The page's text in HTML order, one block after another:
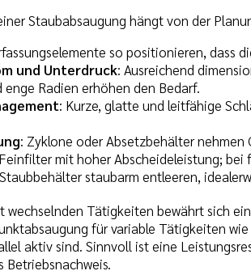
Staubabsaugung hängt von der
so positionieren, dass
und Unterdruck: Ausreichend
enge Radien erhöhen den Bedarf.
: Kurze, glatte und leitfähige
: Zyklone oder Absetzbehälter
mit hoher Abscheideleistung;
staubarm entleeren,
wechselnden Tätigkeiten bewährt sich
für variable Tätigkeiten
aktiv sind. Sinnvoll ist eine
Betriebsnachweis.